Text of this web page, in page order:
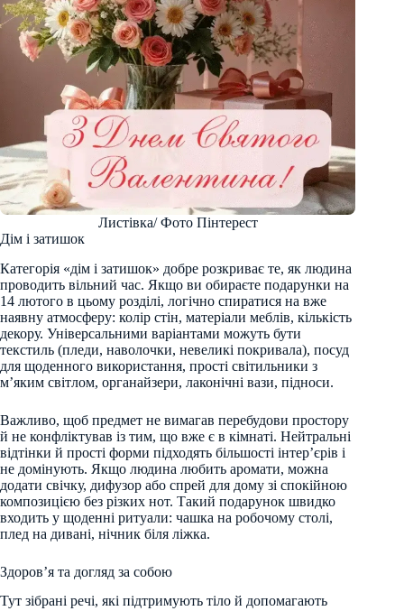
Листівка/ Фото Пінтерест
Дім і затишок
Категорія «дім і затишок» добре розкриває те, як людина
проводить вільний час. Якщо ви обираєте подарунки на
14 лютого в цьому розділі, логічно спиратися на вже
наявну атмосферу: колір стін, матеріали меблів, кількість
декору. Універсальними варіантами можуть бути
текстиль (пледи, наволочки, невеликі покривала), посуд
для щоденного використання, прості світильники з
м’яким світлом, органайзери, лаконічні вази, підноси.
Важливо, щоб предмет не вимагав перебудови простору
й не конфліктував із тим, що вже є в кімнаті. Нейтральні
відтінки й прості форми підходять більшості інтер’єрів і
не домінують. Якщо людина любить аромати, можна
додати свічку, дифузор або спрей для дому зі спокійною
композицією без різких нот. Такий подарунок швидко
входить у щоденні ритуали: чашка на робочому столі,
плед на дивані, нічник біля ліжка.
Здоров’я та догляд за собою
Тут зібрані речі, які підтримують тіло й допомагають